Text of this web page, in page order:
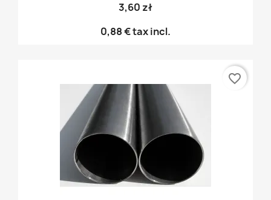
3,60 zł
0,88 €tax incl.
favorite_border